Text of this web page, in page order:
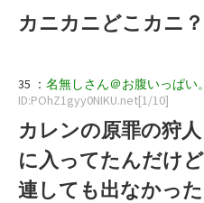
カニカニどこカニ？
35 ： 名無しさん＠お腹いっぱい。
ID:POhZ1gyy0NIKU.net[1/10]
カレンの原罪の狩
に入ってたんだけ
連しても出なかった